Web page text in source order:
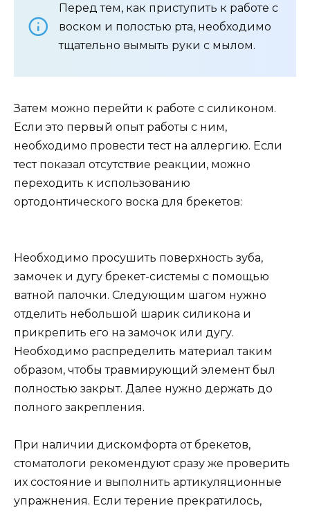
Перед тем, как приступить к работе с
воском и полостью рта, необходимо
тщательно вымыть руки с мылом.
Затем можно перейти к работе с силиконом.
Если это первый опыт работы с ним,
необходимо провести тест на аллергию. Если
тест показал отсутствие реакции, можно
переходить к использованию
ортодонтического воска для брекетов:
Необходимо просушить поверхность зуба,
замочек и дугу брекет-системы с помощью
ватной палочки. Следующим шагом нужно
отделить небольшой шарик силикона и
прикрепить его на замочок или дугу.
Необходимо распределить материал таким
образом, чтобы травмирующий элемент был
полностью закрыт. Далее нужно держать до
полного закрепления.
При наличии дискомфорта от брекетов,
стоматологи рекомендуют сразу же проверить
их состояние и выполнить артикуляционные
упражнения. Если терение прекратилось,